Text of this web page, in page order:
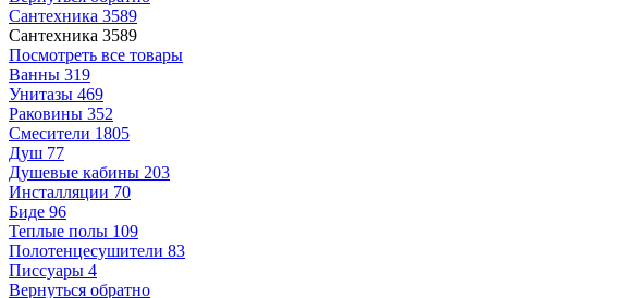
Сантехника 3589
Сантехника 3589
Посмотреть все товары
Ванны 319
Унитазы 469
Раковины 352
Смесители 1805
Душ 77
Душевые кабины 203
Инсталляции 70
Биде 96
Теплые полы 109
Полотенцесушители 83
Писсуары 4
Вернуться обратно